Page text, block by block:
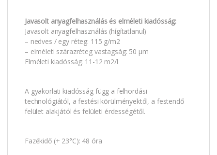
Javasolt anyagfelhasználás és elméleti kiadósság:
Javasolt anyagfelhasználás (hígítatlanul)
– nedves / egy réteg: 115 g/m2
– elméleti szárazréteg vastagság: 50 μm
Elméleti kiadósság: 11-12 m2/l
A gyakorlati kiadósság függ a felhordási
technológiától, a festési körülményektől, a festendő
felület alakjától és felületi érdességétől.
Fazékidő (+ 23°C): 48 óra